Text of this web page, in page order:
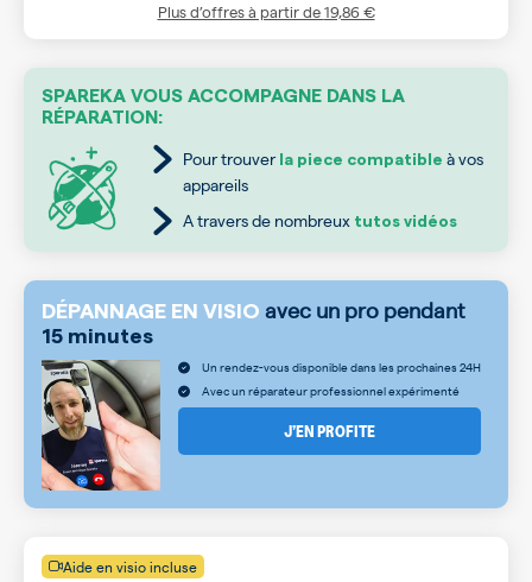
Plus d’offres à partir de19,86 €
SPAREKA VOUS ACCOMPAGNE DANS LA
RÉPARATION:
Pour trouver la piece compatible à vos
appareils
A travers de nombreux tutos vidéos
DÉPANNAGE EN VISIO avec un pro pendant
15 minutes
Un rendez-vous disponible dans les prochaines 24H
Avec un réparateur professionnel expérimenté
J’EN PROFITE
Aide en visio incluse